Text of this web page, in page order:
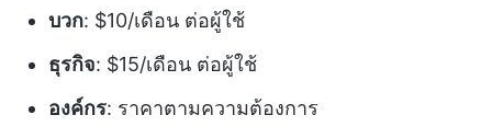
บวก: $10/เดือน ต่อผู้ใช้
ธุรกิจ: $15/เดือน ต่อผู้ใช้
องค์กร: ราคาตามความต้องการ